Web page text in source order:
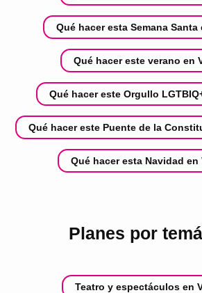
Qué hacer esta Semana Santa
Qué hacer este verano en
Qué hacer este Orgullo
Qué hacer este Puente de la
Qué hacer esta Navidad en
Planes por
Teatro y espectáculos en